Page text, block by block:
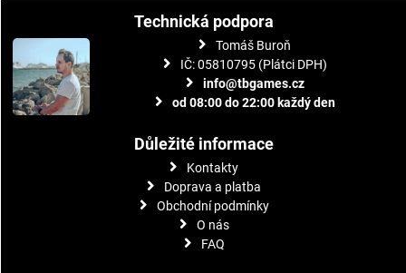
Technická podpora
Tomáš Buroň
IČ: 05810795 (Plátci DPH)
info@tbgames.cz
od 08:00 do 22:00 každý den
Důležité informace
Kontakty
Doprava a platba
Obchodní podmínky
O nás
FAQ